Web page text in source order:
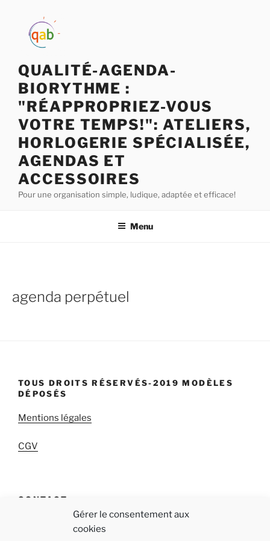
Gérer le consentement aux
cookies
QUALITÉ-AGENDA-
BIORYTHME :
"RÉAPPROPRIEZ-VOUS
VOTRE TEMPS!": ATELIERS,
HORLOGERIE SPÉCIALISÉE,
AGENDAS ET
ACCESSOIRES
Pour une organisation simple, ludique, adaptée et efficace!
Menu
agenda perpétuel
TOUS DROITS RÉSERVÉS-2019 MODÈLES
DÉPOSÉS
Mentions légales
CGV
CONTACT
qab « Réappropriez-vous votre temps! »